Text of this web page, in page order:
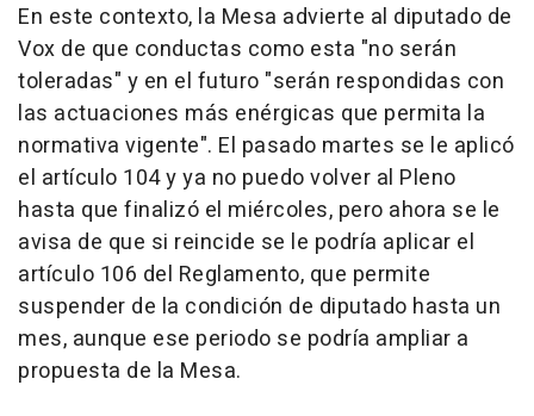
En este contexto, la Mesa advierte al diputado de
Vox de que conductas como esta "no serán
toleradas" y en el futuro "serán respondidas con
las actuaciones más enérgicas que permita la
normativa vigente". El pasado martes se le aplicó
el artículo 104 y ya no puedo volver al Pleno
hasta que finalizó el miércoles, pero ahora se le
avisa de que si reincide se le podría aplicar el
artículo 106 del Reglamento, que permite
suspender de la condición de diputado hasta un
mes, aunque ese periodo se podría ampliar a
propuesta de la Mesa.